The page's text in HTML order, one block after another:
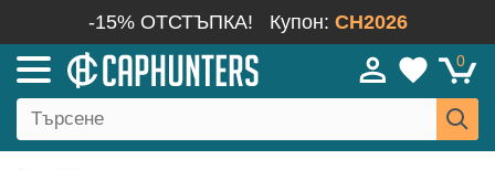
-15% ОТСТЪПКА! Купон: CH2026
0